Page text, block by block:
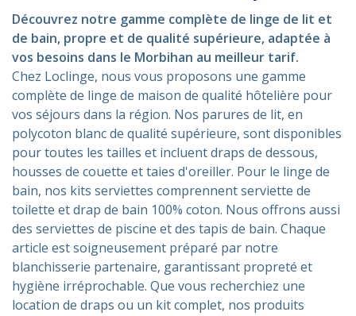
Découvrez notre gamme complète de linge de lit et
de bain, propre et de qualité supérieure, adaptée à
vos besoins dans le Morbihan au meilleur tarif.
Chez Loclinge, nous vous proposons une gamme
complète de linge de maison de qualité hôtelière pour
vos séjours dans la région. Nos parures de lit, en
polycoton blanc de qualité supérieure, sont disponibles
pour toutes les tailles et incluent draps de dessous,
housses de couette et taies d'oreiller. Pour le linge de
bain, nos kits serviettes comprennent serviette de
toilette et drap de bain 100% coton. Nous offrons aussi
des serviettes de piscine et des tapis de bain. Chaque
article est soigneusement préparé par notre
blanchisserie partenaire, garantissant propreté et
hygiène irréprochable. Que vous recherchiez une
location de draps ou un kit complet, nos produits